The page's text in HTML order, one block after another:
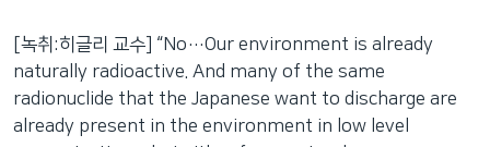
[녹취:히글리 교수] “No…Our environment is already
naturally radioactive. And many of the same
radionuclide that the Japanese want to discharge are
already present in the environment in low level